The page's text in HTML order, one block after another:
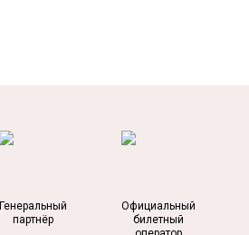
Генеральный
партнёр
Официальный
билетный